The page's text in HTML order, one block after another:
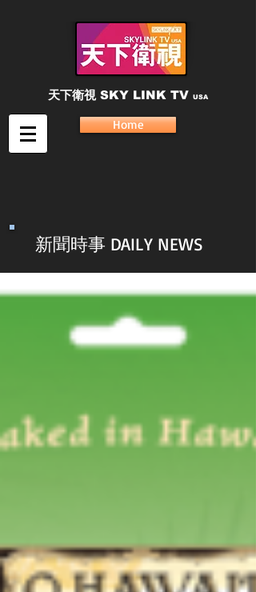
天下衛視 SKY LINK TV USA
Home
新聞時事 DAILY NEWS